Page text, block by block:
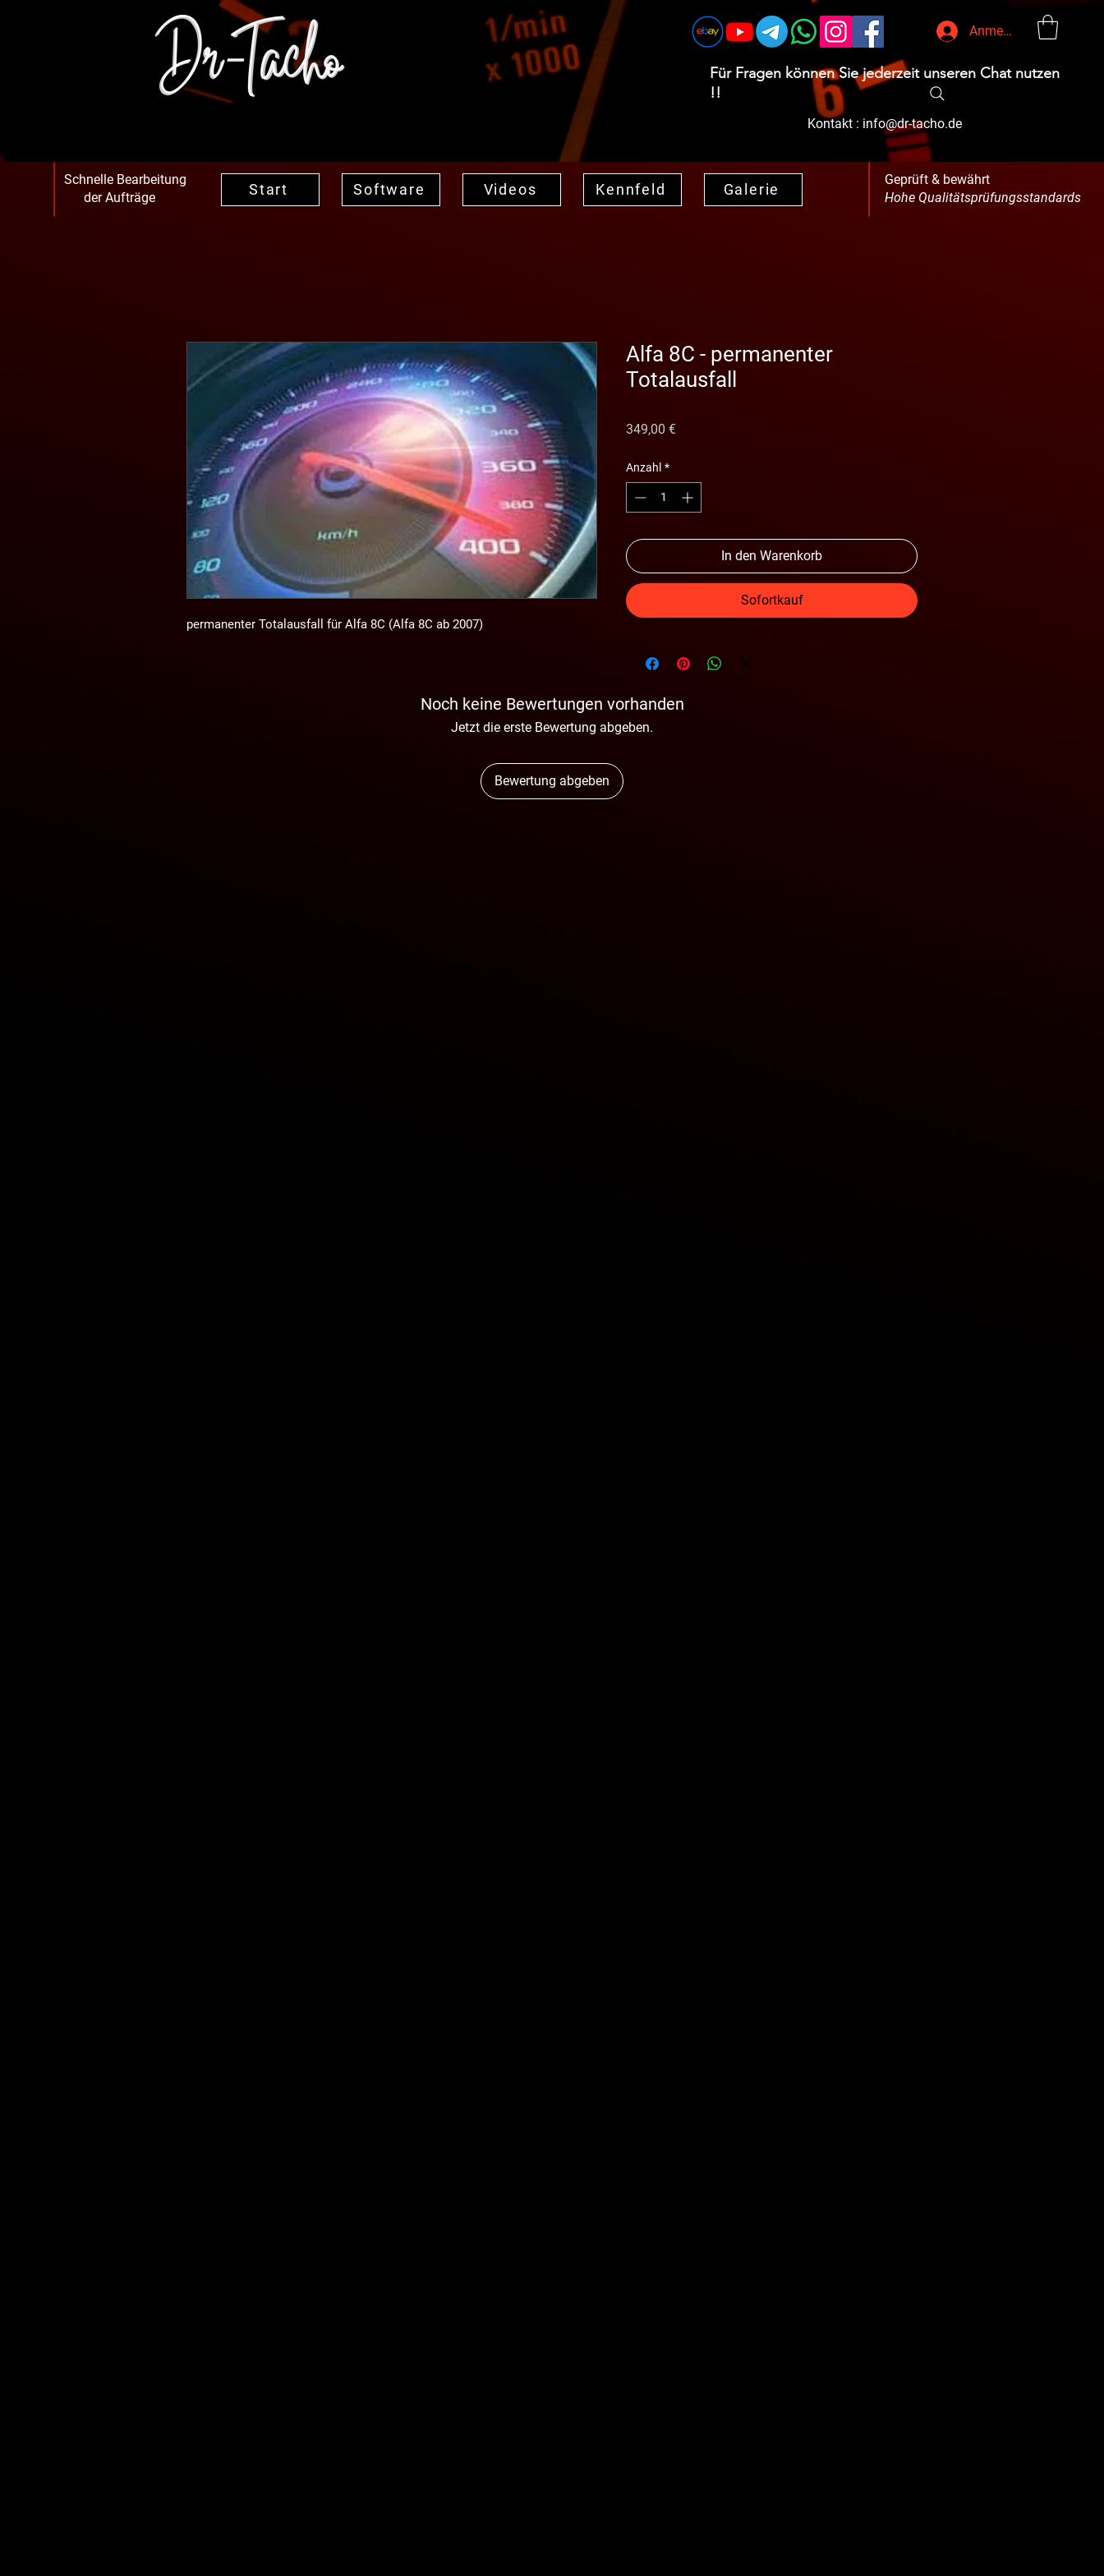
Anmelden
Für Fragen können Sie jederzeit unseren Chat nutzen
!!
Kontakt : info@dr-tacho.de
Schnelle Bearbeitung
der Aufträge
Start Software Videos Kennfeld Galerie
Geprüft & bewährt
Hohe Qualitätsprüfungsstandards
permanenter Totalausfall für Alfa 8C (Alfa 8C ab 2007)
Alfa 8C - permanenter
Totalausfall
349,00 €Preis
Anzahl *
In den Warenkorb
Sofortkauf
Noch keine Bewertungen vorhanden
Jetzt die erste Bewertung abgeben.
Bewertung abgeben